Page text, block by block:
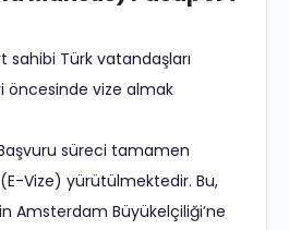
sahibi Türk vatandaşları
öncesinde vize almak
süreci tamamen
Vize) yürütülmektedir. Bu,
Amsterdam Büyükelçiliği’ne